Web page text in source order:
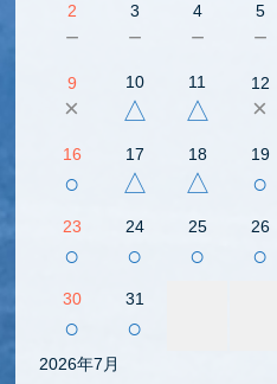
2
－
3
－
4
－
5
－
9
×
10
△
11
△
12
×
16
○
17
△
18
△
19
○
23
○
24
○
25
○
26
○
30
○
31
○
2026年7月